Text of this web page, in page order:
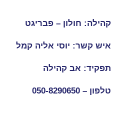
קהילה: חולון – פבריגט
איש קשר: יוסי אליה קמל
תפקיד: אב קהילה
טלפון – 050-8290650